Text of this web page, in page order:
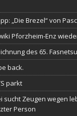
„Die Brezel“ von
Pforzheim-Enz
des 65.
back.
parkt
sucht Zeugen wegen
Person